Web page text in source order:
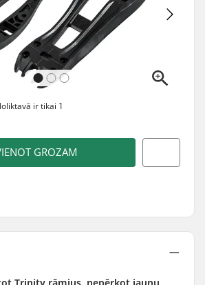
ir tikai 1
GROZAM